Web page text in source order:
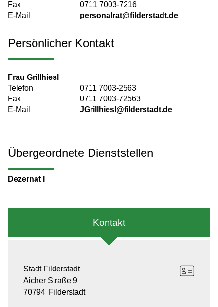
Fax
0711 7003-7216
E-Mail
personalrat@filderstadt.de
Persönlicher Kontakt
Frau Grillhiesl
Telefon
0711 7003-2563
Fax
0711 7003-72563
E-Mail
JGrillhiesl@filderstadt.de
Übergeordnete Dienststellen
Dezernat I
Kontakt
Stadt Filderstadt
Aicher Straße 9
70794 Filderstadt